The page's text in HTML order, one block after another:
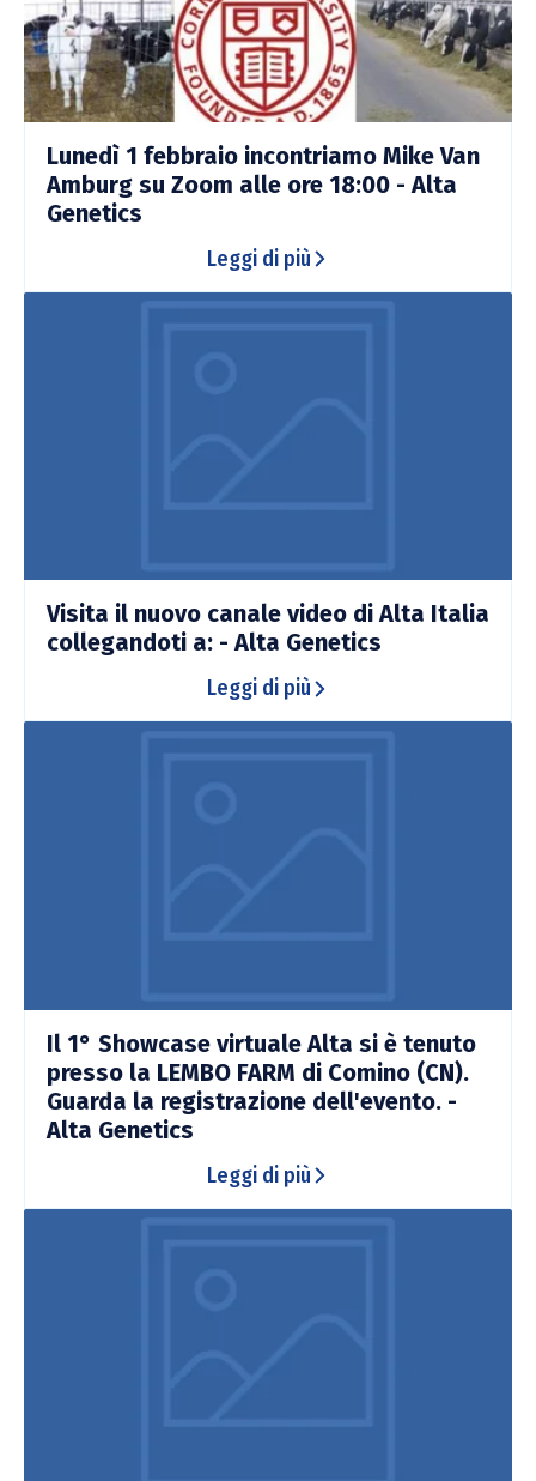
Lunedì 1 febbraio incontriamo Mike Van
Amburg su Zoom alle ore 18:00 - Alta
Genetics
Leggi di più
Visita il nuovo canale video di Alta Italia
collegandoti a: - Alta Genetics
Leggi di più
Il 1° Showcase virtuale Alta si è tenuto
presso la LEMBO FARM di Comino (CN).
Guarda la registrazione dell'evento. -
Alta Genetics
Leggi di più